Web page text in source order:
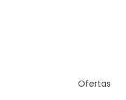
Ofertas